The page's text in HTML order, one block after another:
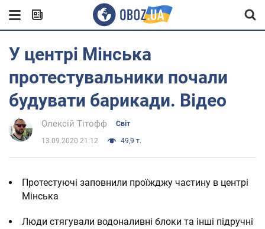
У центрі Мінська
протестувальники почали
будувати барикади. Відео
Олексій Тітофф Світ
13.09.2020 21:12 49,9 т.
Протестуючі заповнили проїжджу частину в центрі
Мінська
Люди стягували водоналивні блоки та інші підручні